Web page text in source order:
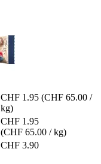
CHF 1.95 (CHF 65.00 /
kg)
CHF 1.95
(CHF 65.00 / kg)
CHF 3.90